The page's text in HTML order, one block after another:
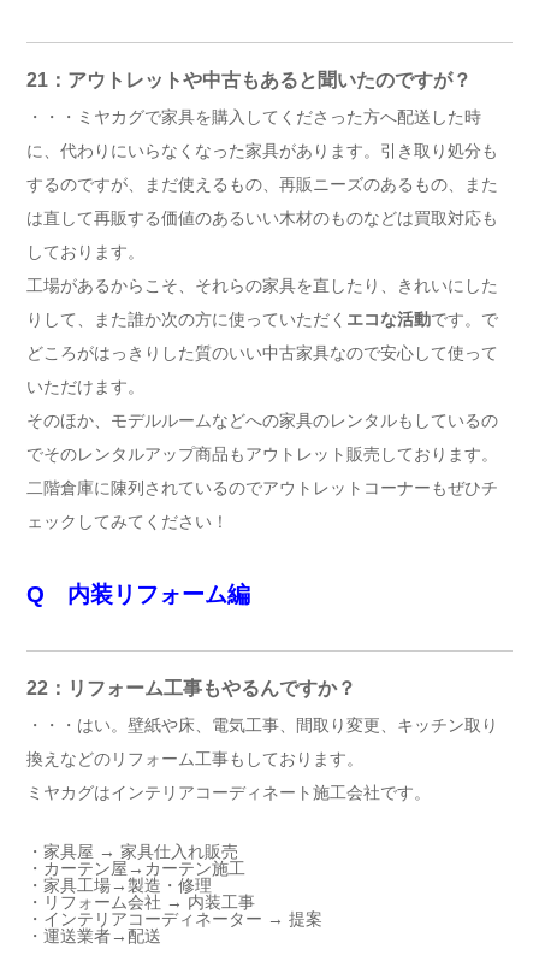
21：アウトレットや中古もあると聞いたのですが？
・・・ミヤカグで家具を購入してくださった方へ配送した時
に、代わりにいらなくなった家具があります。引き取り処分も
するのですが、まだ使えるもの、再販ニーズのあるもの、また
は直して再販する価値のあるいい木材のものなどは買取対応も
しております。
工場があるからこそ、それらの家具を直したり、きれいにした
りして、また誰か次の方に使っていただく エコな活動です。で
どころがはっきりした質のいい中古家具なので安心して使って
いただけます。
そのほか、モデルルームなどへの家具のレンタルもしているの
でそのレンタルアップ商品もアウトレット販売しております。
二階倉庫に陳列されているのでアウトレットコーナーもぜひチ
ェックしてみてください！
Q 内装リフォーム編
22：リフォーム工事もやるんですか？
・・・はい。壁紙や床、電気工事、間取り変更、キッチン取り
換えなどのリフォーム工事もしております。
ミヤカグはインテリアコーディネート施工会社です。
・家具屋 → 家具仕入れ販売
・カーテン屋→カーテン施工
・家具工場→製造・修理
・リフォーム会社 → 内装工事
・インテリアコーディネーター → 提案
・運送業者→配送